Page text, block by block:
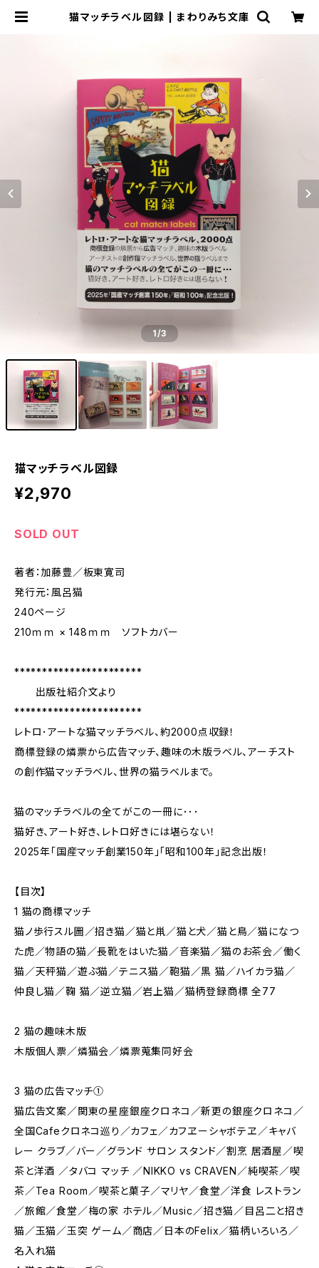
猫マッチラベル図録 | まわりみち文庫
1/3
猫マッチラベル図録
¥2,970
SOLD OUT
著者：加藤豊／板東寛司
発行元：風呂猫
240ページ
210ｍｍ × 148ｍｍ ソフトカバー
***********************
出版社紹介文より
***********************
レトロ･アートな猫マッチラベル、約2000点収録！
商標登録の燐票から広告マッチ、趣味の木版ラベル、アーチスト
の創作猫マッチラベル、世界の猫ラベルまで。
猫のマッチラベルの全てがこの一冊に･･･
猫好き、アート好き、レトロ好きには堪らない！
2025年「国産マッチ創業150年」「昭和100年」記念出版！
【目次】
1 猫の商標マッチ
猫ノ歩行スル圖／招き猫／猫と鼡／猫と犬／猫と鳥／猫になつ
た虎／物語の猫／長靴をはいた猫／音楽猫／猫のお茶会／働く
猫／天秤猫／遊ぶ猫／テニス猫／鞄猫／黒 猫／ハイカラ猫／
仲良し猫／鞠 猫／逆立猫／岩上猫／猫柄登録商標 全77
2 猫の趣味木版
木版個人票／燐猫会／燐票蒐集同好会
3 猫の広告マッチ①
猫広告文案／関東の星座銀座クロネコ／新更の銀座クロネコ／
全国Cafeクロネコ巡り／カフェ／カフヱーシャボテヱ／キャバ
レー クラブ／バー／グランド サロン スタンド／割烹 居酒屋／喫
茶と洋酒 ／タバコ マッチ ／NIKKO vs CRAVEN／純喫茶／喫
茶／Tea Room／喫茶と菓子／マリヤ／食堂／洋食 レストラン
／旅館／食堂／梅の家 ホテル／Music／招き猫／目呂二と招き
猫／玉猫／玉突 ゲーム／商店／日本のFelix／猫柄いろいろ／
名入れ猫